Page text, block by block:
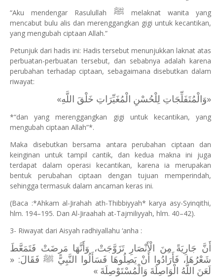
“Aku mendengar Rasulullah ﷺ melaknat wanita yang
mencabut bulu alis dan merenggangkan gigi untuk kecantikan,
yang mengubah ciptaan Allah.”
Petunjuk dari hadis ini: Hadis tersebut menunjukkan laknat atas
perbuatan-perbuatan tersebut, dan sebabnya adalah karena
perubahan terhadap ciptaan, sebagaimana disebutkan dalam
riwayat:
«وَالْمُتَفَلِّجَاتِ لِلْحُسْنِ الْمُغَيِّرَاتِ خَلْقَ اللَّهِ»
*“dan yang merenggangkan gigi untuk kecantikan, yang
mengubah ciptaan Allah”*.
Maka disebutkan bersama antara perubahan ciptaan dan
keinginan untuk tampil cantik, dan kedua makna ini juga
terdapat dalam operasi kecantikan, karena ia merupakan
bentuk perubahan ciptaan dengan tujuan memperindah,
sehingga termasuk dalam ancaman keras ini.
(Baca :*Ahkam al-Jirahah ath-Thibbiyyah* karya asy-Syinqithi,
hlm. 194–195. Dan Al-Jiraahah at-Tajmiliyyah, hlm. 40–42).
3- Riwayat dari Aisyah radhiyallahu ‘anha :
أَنَّ جَارِيَةً مِنَ الْأَنْصَارِ تَزَوَّجَتْ، وَأَنَّهَا مَرِضَتْ فَتَمَعَّطَ
شَعْرُهَا، فَأَرَادُوا أَنْ يَصِلُوهَا فَسَأَلُوا النَّبِيَّ ﷺ فَقَالَ: «
لَعَنَ اللَّهُ الْوَاصِلَةَ وَالْمُسْتَوْصِلَةَ »